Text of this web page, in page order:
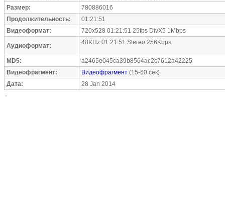
Размер:
780886016
Продолжительность:
01:21:51
Видеоформат:
720x528 01:21:51 25fps DivX5 1Mbps
Аудиоформат: 48KHz 01:21:51 Stereo 256Kbps
MD5:
a2465e045ca39b8564ac2c7612a42225
Видеофрагмент:
Видеофрагмент (15-60 сек)
Дата:
28 Jan 2014